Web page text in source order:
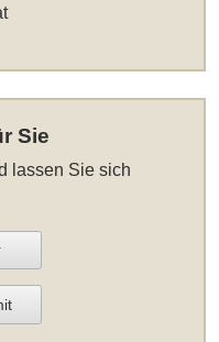
Sie
lassen Sie sich